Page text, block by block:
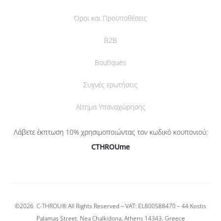
Όροι και Προϋποθέσεις
B2B
Boutiques
Συχνές ερωτήσεις
Αίτημα Υπαναχώρησης
Λάβετε έκπτωση 10% χρησιμοποιώντας τον κωδικό κουπονιού:
CTHROUme
©2026 C-THROU®All Rights Reserved – VAT: EL800588470 –44 Kostis
Palamas Street, Nea Chalkidona, Athens 14343, Greece